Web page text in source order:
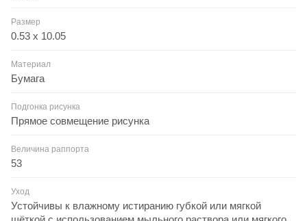
Размер
0.53 x 10.05
Материал
Бумага
Подгонка рисунка
Прямое совмещение рисунка
Величина раппорта
53
Уход
Устойчивы к влажному истиранию губкой или мягкой